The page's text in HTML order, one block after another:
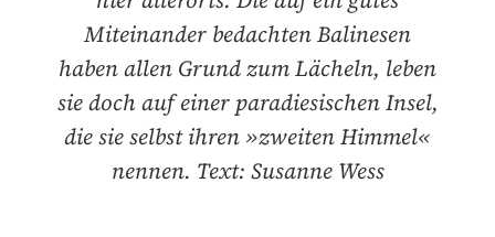
Miteinander bedachten Balinesen
haben allen Grund zum Lächeln, leben
sie doch auf einer paradiesischen Insel,
die sie selbst ihren »zweiten Himmel«
nennen. Text: Susanne Wess